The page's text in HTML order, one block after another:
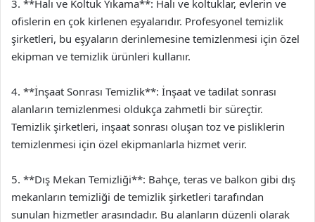
3. **Halı ve Koltuk Yıkama**: Halı ve koltuklar, evlerin ve
ofislerin en çok kirlenen eşyalarıdır. Profesyonel temizlik
şirketleri, bu eşyaların derinlemesine temizlenmesi için özel
ekipman ve temizlik ürünleri kullanır.
4. **İnşaat Sonrası Temizlik**: İnşaat ve tadilat sonrası
alanların temizlenmesi oldukça zahmetli bir süreçtir.
Temizlik şirketleri, inşaat sonrası oluşan toz ve pisliklerin
temizlenmesi için özel ekipmanlarla hizmet verir.
5. **Dış Mekan Temizliği**: Bahçe, teras ve balkon gibi dış
mekanların temizliği de temizlik şirketleri tarafından
sunulan hizmetler arasındadır. Bu alanların düzenli olarak